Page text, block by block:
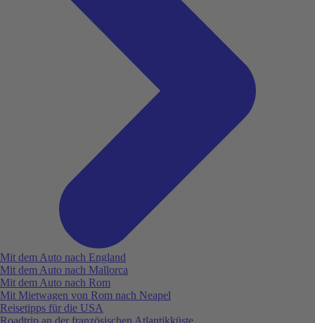
Mit dem Auto nach England
Mit dem Auto nach Mallorca
Mit dem Auto nach Rom
Mit Mietwagen von Rom nach Neapel
Reisetipps für die USA
Roadtrip an der französischen Atlantikküste